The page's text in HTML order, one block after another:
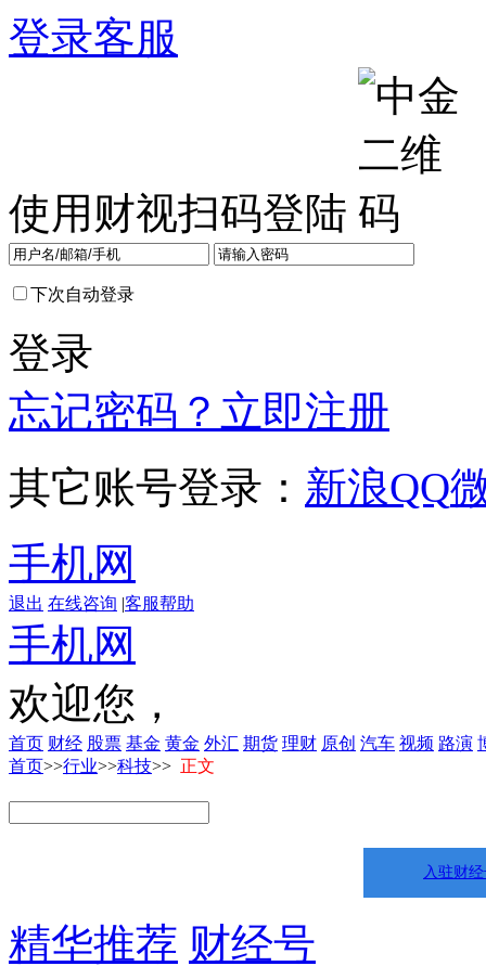
登录客服
使用财视扫码登陆
下次自动登录
登录
忘记密码？ 立即注册
其它账号登录： 新浪QQ
手机网
退出 在线咨询 |客服帮助
手机网
欢迎您，
首页 财经 股票 基金 黄金 外汇 期货 理财 原创 汽车 视频 路演
首页>>行业>>科技>> 正文
入驻财
精华推荐 财经号